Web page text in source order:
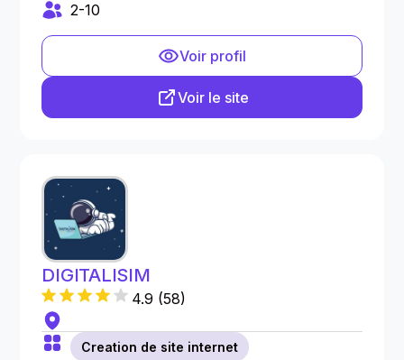
2-10
Voir profil
Voir le site
DIGITALISIM
4.9 (58)
Creation de site internet